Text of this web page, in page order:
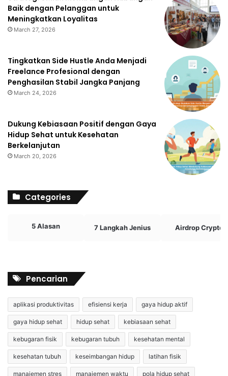
Baik dengan Pelanggan untuk
Meningkatkan Loyalitas
March 27, 2026
Tingkatkan Side Hustle Anda Menjadi
Freelance Profesional dengan
Penghasilan Stabil Jangka Panjang
March 24, 2026
Dukung Kebiasaan Positif dengan Gaya
Hidup Sehat untuk Kesehatan
Berkelanjutan
March 20, 2026
Categories
5 Alasan 7 Langkah Jenius Airdrop Crypto
Pencarian
aplikasi produktivitas efisiensi kerja gaya hidup aktif
gaya hidup sehat hidup sehat kebiasaan sehat
kebugaran fisik kebugaran tubuh kesehatan mental
kesehatan tubuh keseimbangan hidup latihan fisik
manajemen stres manajemen waktu pola hidup sehat